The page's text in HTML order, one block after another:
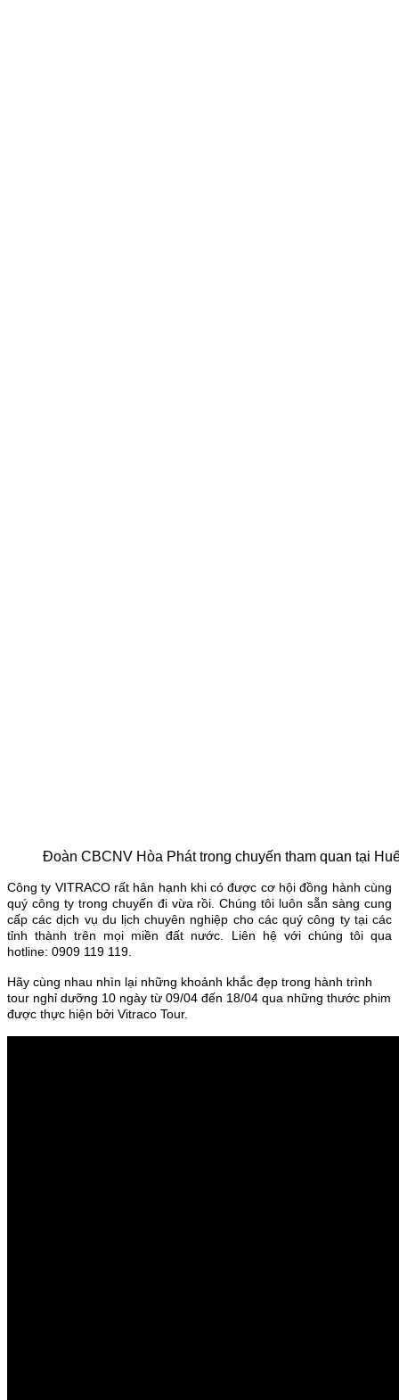
Đoàn CBCNV Hòa Phát trong chuyến tham quan tại
Công ty VITRACO rất hân hạnh khi có được cơ hội đồng hành cùng
quý công ty trong chuyến đi vừa rồi. Chúng tôi luôn sẵn sàng cung
cấp các dịch vụ du lịch chuyên nghiệp cho các quý công ty tại các
tỉnh thành trên mọi miền đất nước. Liên hệ với chúng tôi qua
hotline: 0909 119 119.
Hãy cùng nhau nhìn lại những khoảnh khắc đẹp trong hành trình
tour nghỉ dưỡng 10 ngày từ 09/04 đến 18/04 qua những thước phim
được thực hiện bởi Vitraco Tour.